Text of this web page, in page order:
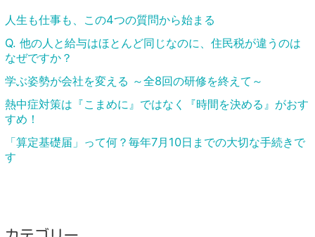
人生も仕事も、この4つの質問から始まる
Q. 他の人と給与はほとんど同じなのに、住民税が違うのは
なぜですか？
学ぶ姿勢が会社を変える ～全8回の研修を終えて～
熱中症対策は『こまめに』ではなく『時間を決める』がおす
すめ！
「算定基礎届」って何？毎年7月10日までの大切な手続きで
す